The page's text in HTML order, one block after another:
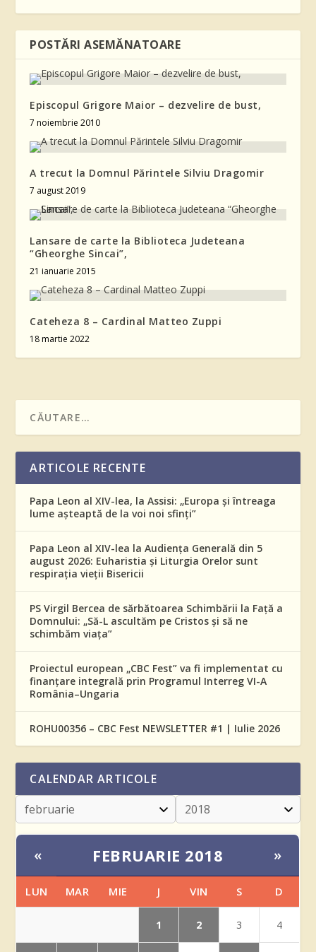
POSTĂRI ASEMĂNATOARE
Episcopul Grigore Maior – dezvelire de bust,
7 noiembrie 2010
A trecut la Domnul Părintele Silviu Dragomir
7 august 2019
Lansare de carte la Biblioteca Judeteana
“Gheorghe Sincai”,
21 ianuarie 2015
Cateheza 8 – Cardinal Matteo Zuppi
18 martie 2022
ARTICOLE RECENTE
Papa Leon al XIV-lea, la Assisi: „Europa și întreaga
lume așteaptă de la voi noi sfinți”
Papa Leon al XIV-lea la Audiența Generală din 5
august 2026: Euharistia și Liturgia Orelor sunt
respirația vieții Bisericii
PS Virgil Bercea de sărbătoarea Schimbării la Față a
Domnului: „Să-L ascultăm pe Cristos și să ne
schimbăm viața”
Proiectul european „CBC Fest” va fi implementat cu
finanțare integrală prin Programul Interreg VI-A
România–Ungaria
ROHU00356 – CBC Fest NEWSLETTER #1 | Iulie 2026
CALENDAR ARTICOLE
« FEBRUARIE 2018 »
LUN MAR MIE J VIN S D
1 2 3 4